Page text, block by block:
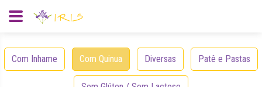
Com Inhame Com Quinua Diversas Patê e Pastas